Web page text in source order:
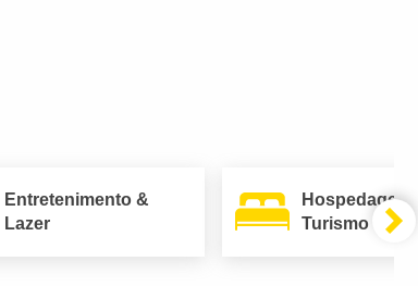
Entretenimento &
Lazer
Hospedagem
Turismo